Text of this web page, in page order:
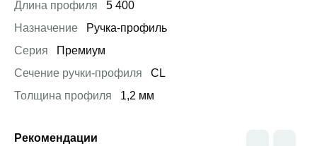
Длина профиля
5 400
Назначение
Ручка-профиль
Серия
Премиум
Сечение ручки-профиля
CL
Толщина профиля
1,2 мм
Рекомендации